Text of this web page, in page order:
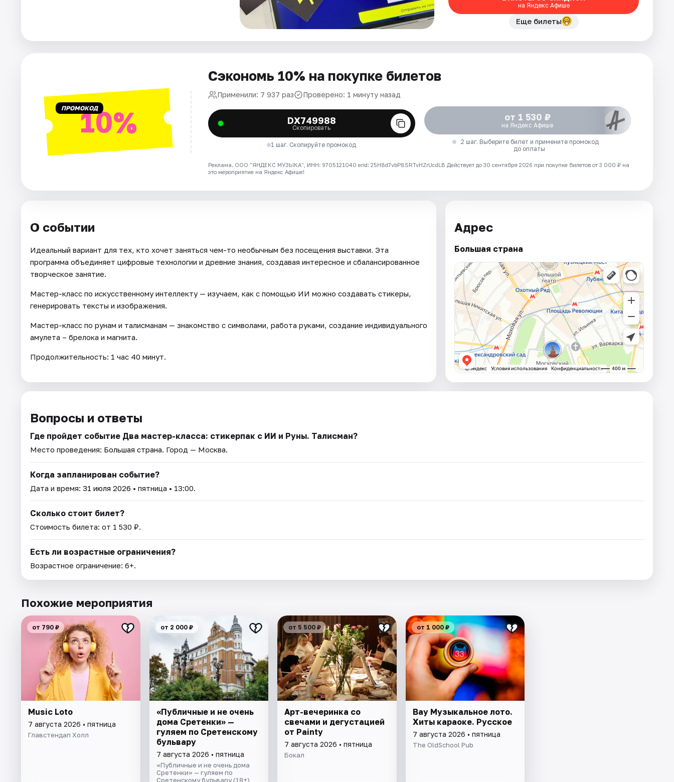
на Яндекс Афише
Еще билеты
ПРОМОКОД10%
Сэкономь 10% на покупке билетов
Применили: 7 937 раз Проверено: 1 минуту назад
DX749988
Скопировать
1 шаг. Скопируйте промокод
от 1 530 ₽
на Яндекс Афише
2 шаг. Выберите билет и примените промокод
до оплаты
Реклама. ООО "ЯНДЕКС МУЗЫКА", ИНН: 9705121040 erid: 25H8d7vbP8SRTvHZrUcdLB Действует до 30 сентября 2026 при покупке билетов от 3 000 ₽ на
это мероприятие на Яндекс Афише!
О событии
Идеальный вариант для тех, кто хочет заняться чем-то необычным без посещения выставки. Эта
программа объединяет цифровые технологии и древние знания, создавая интересное и сбалансированное
творческое занятие.
Мастер-класс по искусственному интеллекту — изучаем, как с помощью ИИ можно создавать стикеры,
генерировать тексты и изображения.
Мастер-класс по рунам и талисманам — знакомство с символами, работа руками, создание индивидуального
амулета – брелока и магнита.
Продолжительность: 1 час 40 минут.
Адрес
Большая страна
Вопросы и ответы
Где пройдет событие Два мастер-класса: стикерпак с ИИ и Руны. Талисман?
Место проведения: Большая страна. Город — Москва.
Когда запланирован событие?
Дата и время: 31 июля 2026 • пятница • 13:00.
Сколько стоит билет?
Стоимость билета: от 1 530 ₽.
Есть ли возрастные ограничения?
Возрастное ограничение: 6+.
Похожие мероприятия
от 790 ₽
Music Loto
7 августа 2026 • пятница
Главстендап Холл
от 2 000 ₽
«Публичные и не очень
дома Сретенки» —
гуляем по Сретенскому
бульвару
7 августа 2026 • пятница
«Публичные и не очень дома
Сретенки» — гуляем по
Сретенскому бульвару (18+)
от 5 500 ₽
Арт-вечеринка со
свечами и дегустацией
от Painty
7 августа 2026 • пятница
Бокал
от 1 000 ₽
Вау Музыкальное лото.
Хиты караоке. Русское
7 августа 2026 • пятница
The OldSchool Pub